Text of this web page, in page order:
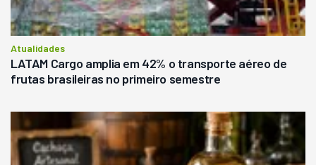
Atualidades
LATAM Cargo amplia em 42% o transporte aéreo de
frutas brasileiras no primeiro semestre